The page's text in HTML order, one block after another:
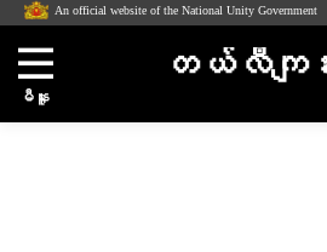
An official website of the National Unity Government
မီနူး
တယ်လီကျန်